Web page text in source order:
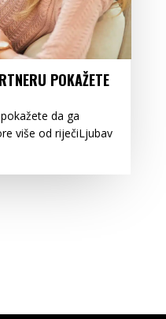
POKAŽETE
da ga
više od riječiLjubav